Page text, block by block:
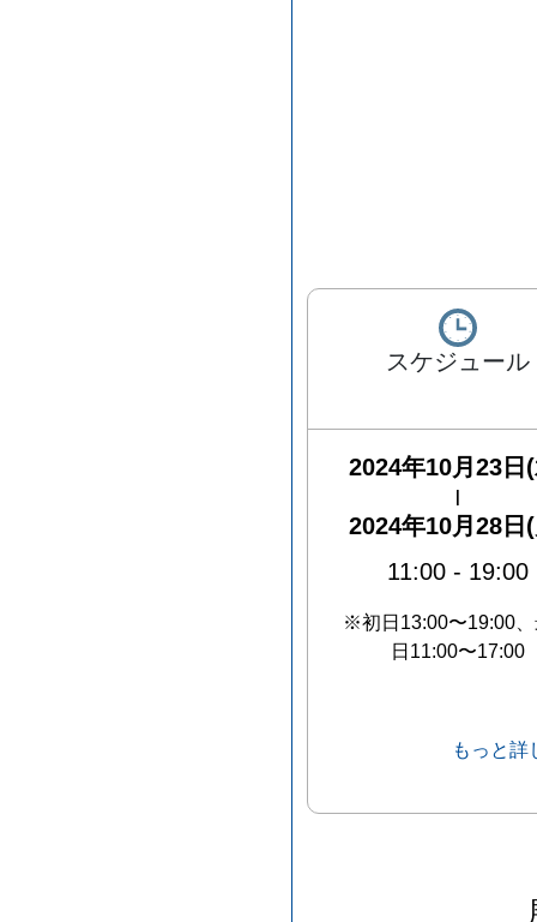
スケジュール
2024年10月23日
2024年10月28日
11:00- 19:00
※初日13:00〜19:00、
日11:00〜17:00
もっと詳